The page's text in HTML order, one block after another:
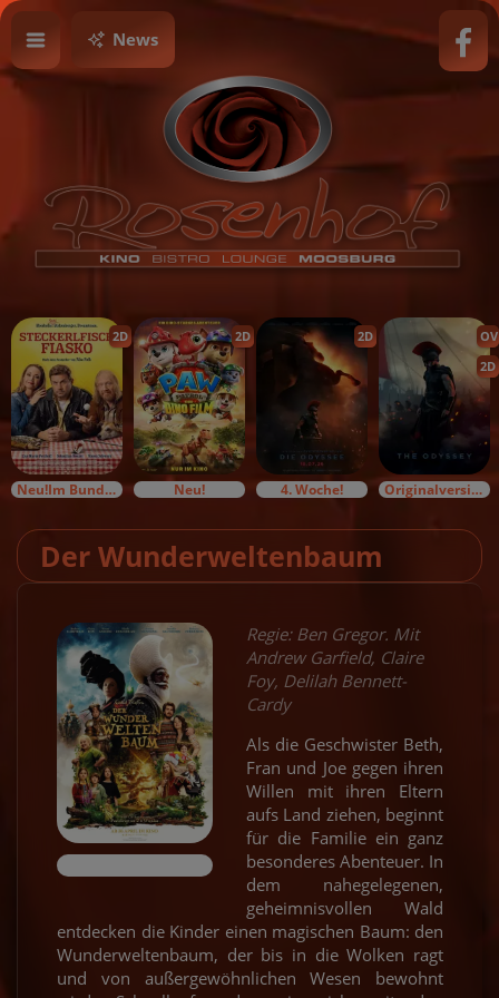
News
2D
Neu!Im Bundesstart
2D
Neu!
2D
4. Woche!
OV
2D
Originalversion
Der Wunderweltenbaum
Regie: Ben Gregor. Mit
Andrew Garfield, Claire
Foy, Delilah Bennett-
Cardy
Als die Geschwister Beth,
Fran und Joe gegen ihren
Willen mit ihren Eltern
aufs Land ziehen, beginnt
für die Familie ein ganz
besonderes Abenteuer. In
dem nahegelegenen,
geheimnisvollen Wald
entdecken die Kinder einen magischen Baum: den
Wunderweltenbaum, der bis in die Wolken ragt
und von außergewöhnlichen Wesen bewohnt